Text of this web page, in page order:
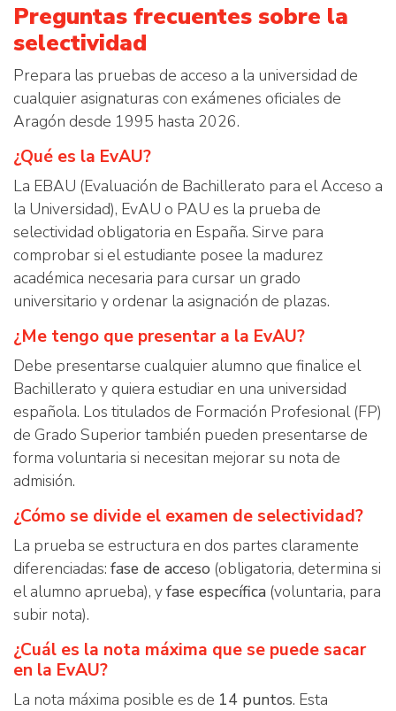
Preguntas frecuentes sobre la
selectividad
Prepara las pruebas de acceso a la universidad de
cualquier asignaturas con exámenes oficiales de
Aragón desde 1995 hasta 2026.
¿Qué es la EvAU?
La EBAU (Evaluación de Bachillerato para el Acceso a
la Universidad), EvAU o PAU es la prueba de
selectividad obligatoria en España. Sirve para
comprobar si el estudiante posee la madurez
académica necesaria para cursar un grado
universitario y ordenar la asignación de plazas.
¿Me tengo que presentar a la EvAU?
Debe presentarse cualquier alumno que finalice el
Bachillerato y quiera estudiar en una universidad
española. Los titulados de Formación Profesional (FP)
de Grado Superior también pueden presentarse de
forma voluntaria si necesitan mejorar su nota de
admisión.
¿Cómo se divide el examen de selectividad?
La prueba se estructura en dos partes claramente
diferenciadas: fase de acceso (obligatoria, determina si
el alumno aprueba), yfase específica (voluntaria, para
subir nota).
¿Cuál es la nota máxima que se puede sacar
en la EvAU?
La nota máxima posible es de 14 puntos. Esta